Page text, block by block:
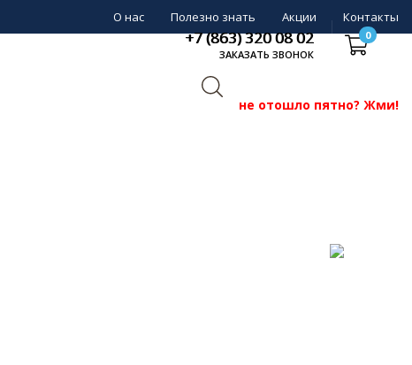
О нас Полезно знать Акции Контакты
+7 (863) 320 08 02
ЗАКАЗАТЬ ЗВОНОК
0
не отошло пятно? Жми!